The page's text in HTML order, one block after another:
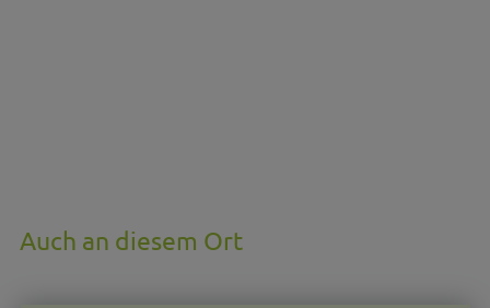
Auch an diesem Ort